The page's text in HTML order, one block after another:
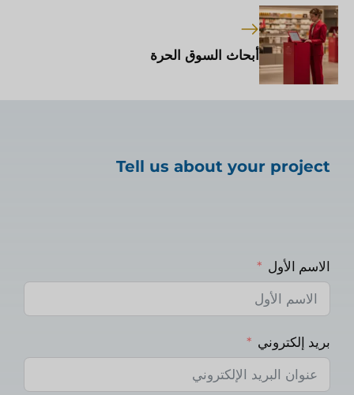
أبحاث السوق الحرة
Tell us about your project
الاسم الأول
بريد إلكتروني